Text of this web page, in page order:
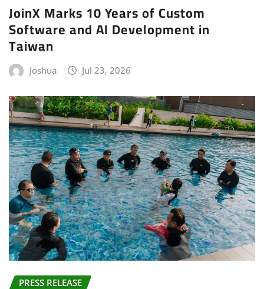
JoinX Marks 10 Years of Custom
Software and AI Development in
Taiwan
Joshua Jul 23, 2026
PRESS RELEASE